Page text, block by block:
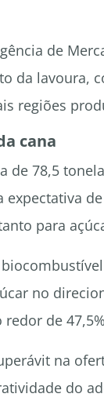
de
da lavoura,
regiões
cana
78,5
para
no
de
na
do